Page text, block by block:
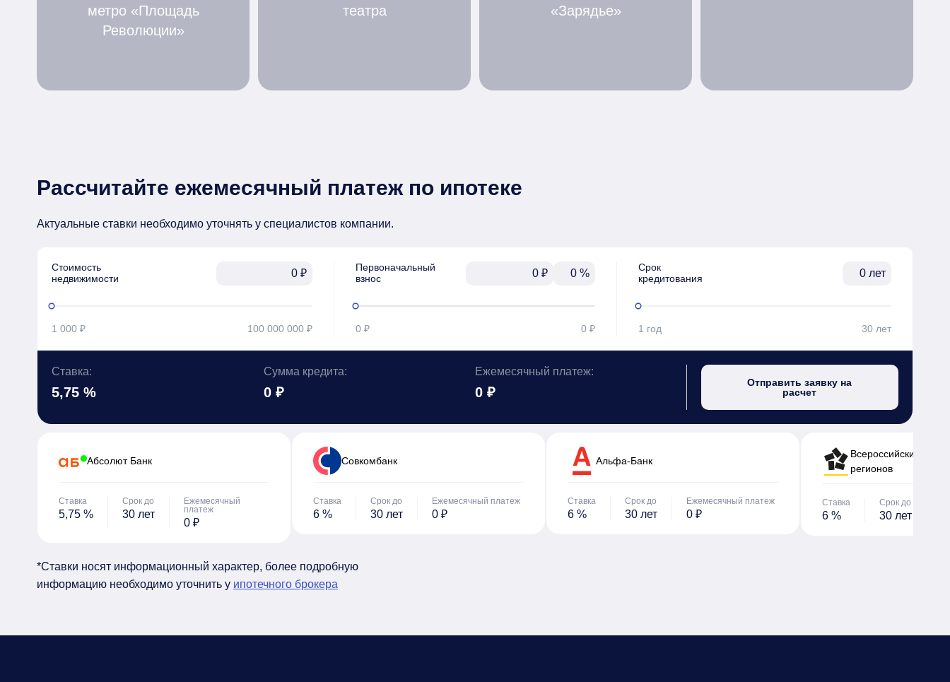
метро «Площадь
Революции»
театра
«Зарядье»
Рассчитайте ежемесячный платеж по ипотеке
Актуальные ставки необходимо уточнять у специалистов компании.
Стоимость
недвижимости
₽
1 000 ₽ 100 000 000 ₽
Первоначальный
взнос
₽ %
0 ₽ 0 ₽
Срок
кредитования
лет
1 год 30 лет
Ставка:
5,75 %
Сумма кредита:
0 ₽
Ежемесячный платеж:
0 ₽
Отправить заявку на
расчет
Абсолют Банк
Ставка
5,75 %
Срок до
30 лет
Ежемесячный
платеж
0 ₽
Cовкомбанк
Ставка
6 %
Срок до
30 лет
Ежемесячный платеж
0 ₽
Альфа-Банк
Ставка
6 %
Срок до
30 лет
Ежемесячный платеж
0 ₽
Всероссийский банк
регионов
Ставка
6 %
Срок до
30 лет
*Ставки носят информационный характер, более подробную
информацию необходимо уточнить у ипотечного брокера